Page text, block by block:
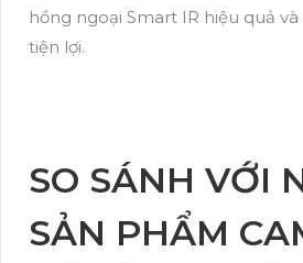
hồng ngoại Smart IR hiệu quả
tiện lợi.
SO SÁNH VỚI
SẢN PHẨM